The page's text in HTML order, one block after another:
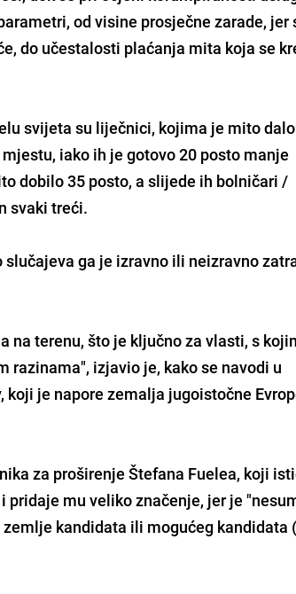
od visine prosječne zarade, jer
do učestalosti plaćanja mita koja se
svijeta su liječnici, kojima je mito
iako ih je gotovo 20 posto manje
dobilo 35 posto, a slijede ih bolničari /
svaki treći.
ga je izravno ili neizravno
na terenu, što je ključno za vlasti, s
razinama", izjavio je, kako se navodi u
je napore zemalja jugoistočne
za proširenje Štefana Fuelea, koji
mu veliko značenje, jer je
kandidata ili mogućeg kandidata